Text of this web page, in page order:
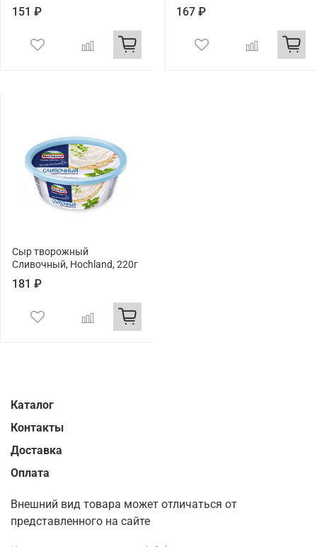
151 ₽ 167 ₽
Сыр творожный
Сливочный, Hochland, 220г
181 ₽
Каталог
Контакты
Доставка
Оплата
Внешний вид товара может отличаться от
представленного на сайте